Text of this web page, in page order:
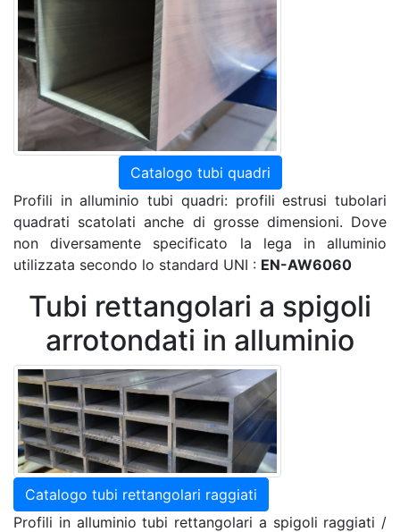
Catalogo tubi quadri
Profili in alluminio tubi quadri: profili estrusi tubolari
quadrati scatolati anche di grosse dimensioni. Dove
non diversamente specificato la lega in alluminio
utilizzata secondo lo standard UNI : EN-AW6060
Tubi rettangolari a spigoli
arrotondati in alluminio
Catalogo tubi rettangolari raggiati
Profili in alluminio tubi rettangolari a spigoli raggiati /